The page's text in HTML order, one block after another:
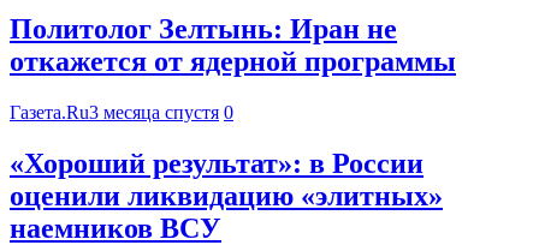
Политолог Зелтынь: Иран не
откажется от ядерной программы
Газета.Ru3 месяца спустя 0
«Хороший результат»: в России
оценили ликвидацию «элитных»
наемников ВСУ